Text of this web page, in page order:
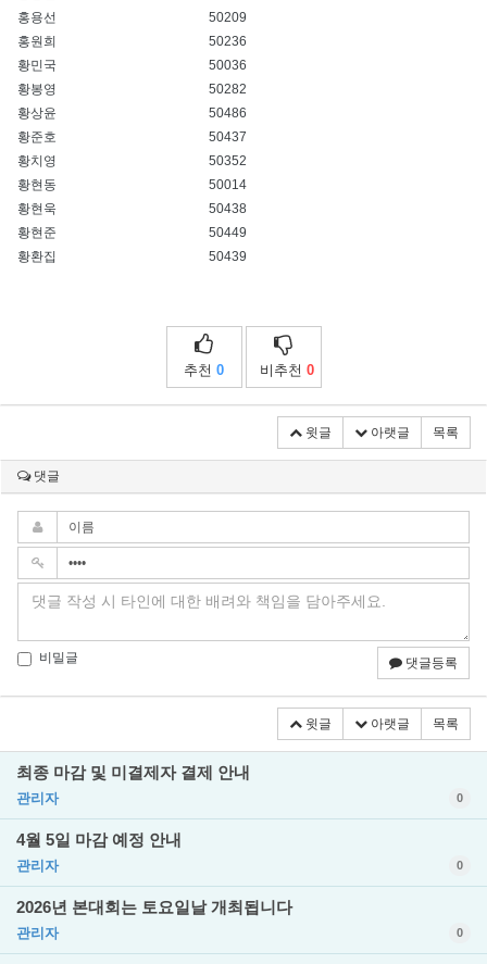
홍용선
50209
홍원희
50236
황민국
50036
황봉영
50282
황상윤
50486
황준호
50437
황치영
50352
황현동
50014
황현욱
50438
황현준
50449
황환집
50439
추천 0 비추천 0
윗글 아랫글 목록
댓글
비밀글 댓글등록
윗글 아랫글 목록
최종 마감 및 미결제자 결제 안내
관리자 0
4월 5일 마감 예정 안내
관리자 0
2026년 본대회는 토요일날 개최됩니다
관리자 0